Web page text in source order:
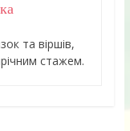
та віршів,
стажем.